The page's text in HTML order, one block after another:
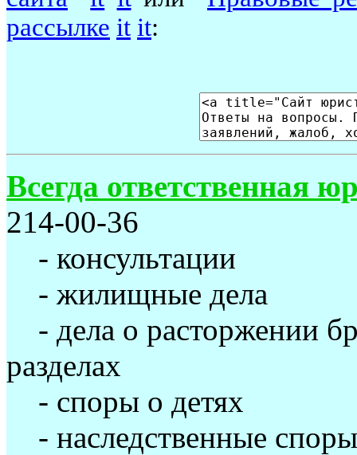
рассылке it it:
Всегда ответственная
214-00-36
- консультации
- жилищные дела
- дела о расторжении
разделах
- споры о детях
- наследственные споры